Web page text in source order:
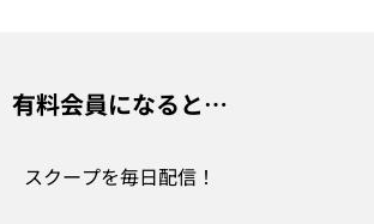
有料会員になると…
スクープを毎日配信！